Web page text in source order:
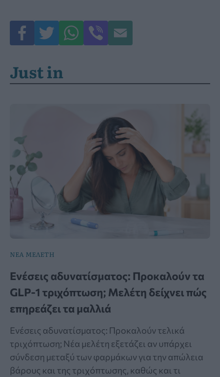
Just in
ΝΕΑ ΜΕΛΕΤΗ
Ενέσεις αδυνατίσματος: Προκαλούν τα
GLP-1 τριχόπτωση; Μελέτη δείχνει πώς
επηρεάζει τα μαλλιά
Ενέσεις αδυνατίσματος: Προκαλούν τελικά
τριχόπτωση; Νέα μελέτη εξετάζει αν υπάρχει
σύνδεση μεταξύ των φαρμάκων για την απώλεια
βάρους και της τριχόπτωσης, καθώς και τι